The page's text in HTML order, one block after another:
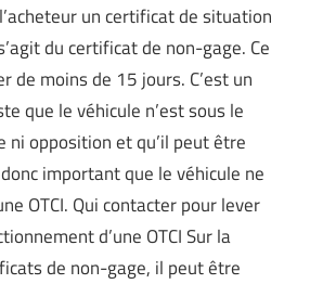
un certificat de situation
du certificat de non-gage. Ce
de moins de 15 jours. C’est un
que le véhicule n’est sous le
ni opposition et qu’il peut être
important que le véhicule ne
OTCI. Qui contacter pour lever
d’une OTCI Sur la
de non-gage, il peut être